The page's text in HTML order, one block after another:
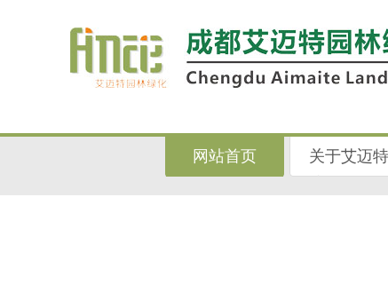
网站首页 关于艾迈特